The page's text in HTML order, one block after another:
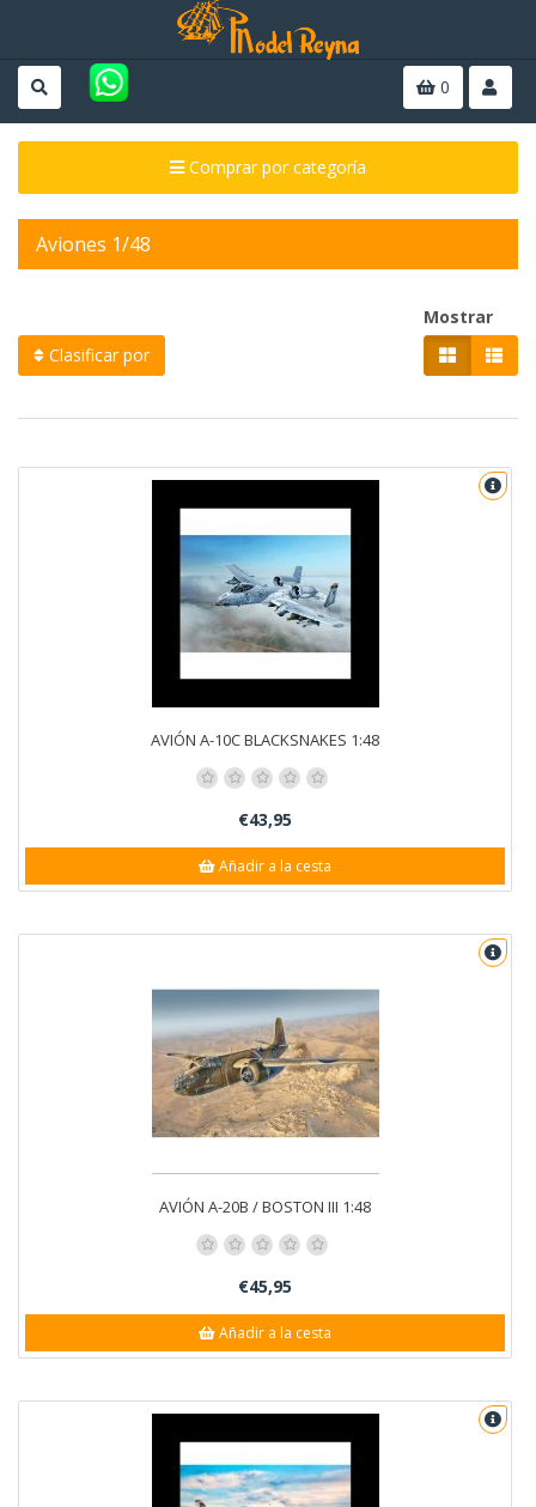
0
Comprar por categoría
Aviones 1/48
Clasificar por
Mostrar
AVIÓN A-10C BLACKSNAKES 1:48
€43,95
Añadir a la cesta
AVIÓN A-20B / BOSTON III 1:48
€45,95
Añadir a la cesta